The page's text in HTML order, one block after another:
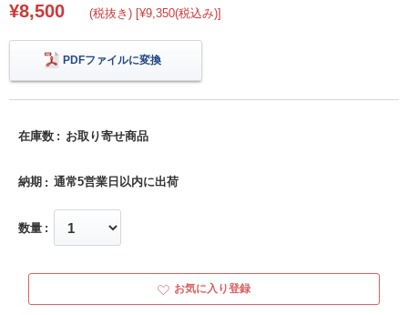
¥8,500 (税抜き) [¥9,350(税込み)]
PDFファイルに変換
在庫数 お取り寄せ商品
納期 通常5営業日以内に出荷
数量
お気に入り登録